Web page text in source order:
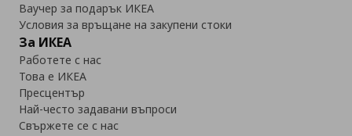
Ваучер за подарък ИКЕА
Условия за връщане на закупени стоки
За ИКЕА
Работете с нас
Това е ИКЕА
Пресцентър
Най-често задавани въпроси
Свържете се с нас